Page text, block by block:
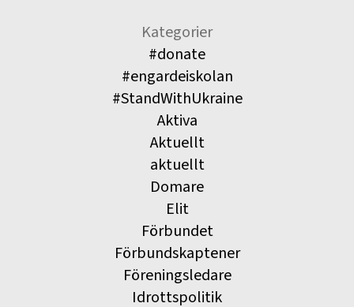
Kategorier
#donate
#engardeiskolan
#StandWithUkraine
Aktiva
Aktuellt
aktuellt
Domare
Elit
Förbundet
Förbundskaptener
Föreningsledare
Idrottspolitik